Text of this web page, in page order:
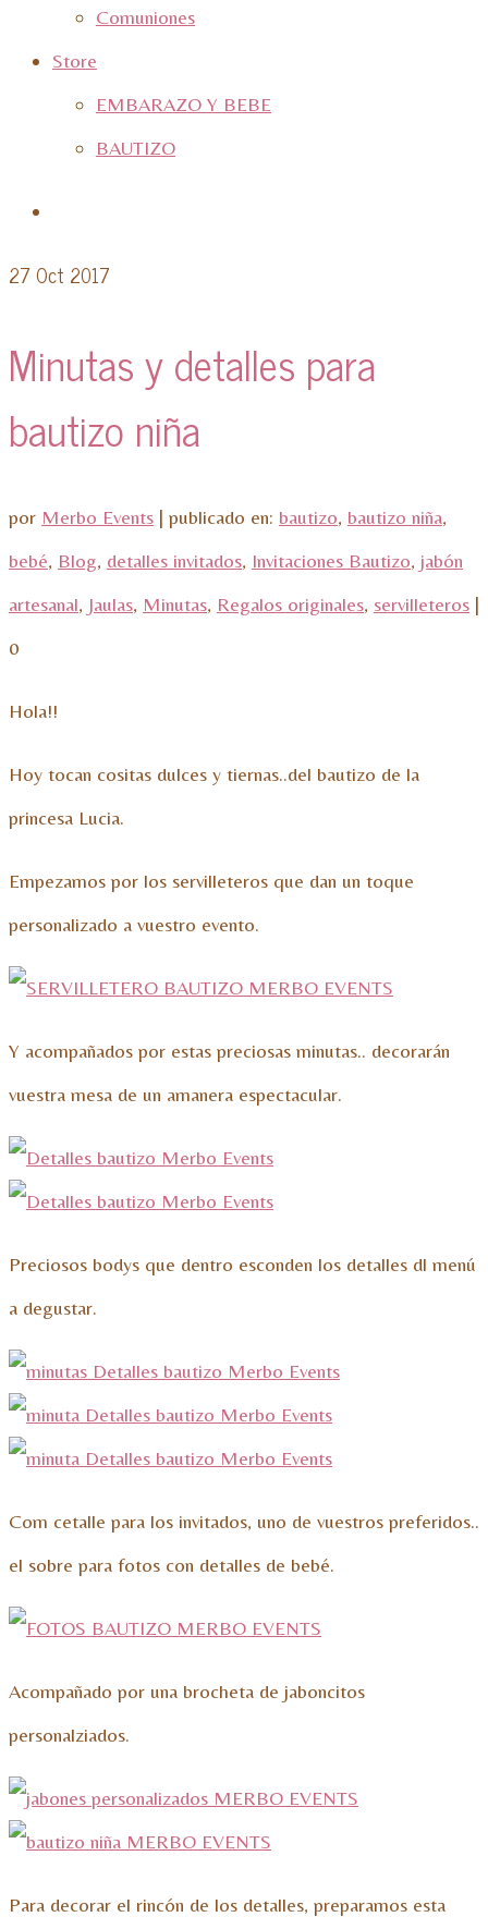
Comuniones
Store
EMBARAZO Y BEBE
BAUTIZO
27 Oct 2017
Minutas y detalles para
bautizo niña
por Merbo Events | publicado en: bautizo, bautizo niña,
bebé, Blog, detalles invitados, Invitaciones Bautizo, jabón
artesanal, Jaulas, Minutas, Regalos originales, servilleteros |
0
Hola!!
Hoy tocan cositas dulces y tiernas..del bautizo de la
princesa Lucia.
Empezamos por los servilleteros que dan un toque
personalizado a vuestro evento.
Y acompañados por estas preciosas minutas.. decorarán
vuestra mesa de un amanera espectacular.
Preciosos bodys que dentro esconden los detalles dl menú
a degustar.
Com cetalle para los invitados, uno de vuestros preferidos..
el sobre para fotos con detalles de bebé.
Acompañado por una brocheta de jaboncitos
personalziados.
Para decorar el rincón de los detalles, preparamos esta